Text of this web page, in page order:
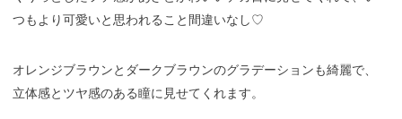
つもより可愛いと思われること間違いなし♡
オレンジブラウンとダークブラウンのグラデーションも綺麗で、
立体感とツヤ感のある瞳に見せてくれます。